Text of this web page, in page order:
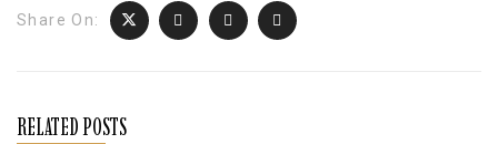
Share On:
RELATED POSTS